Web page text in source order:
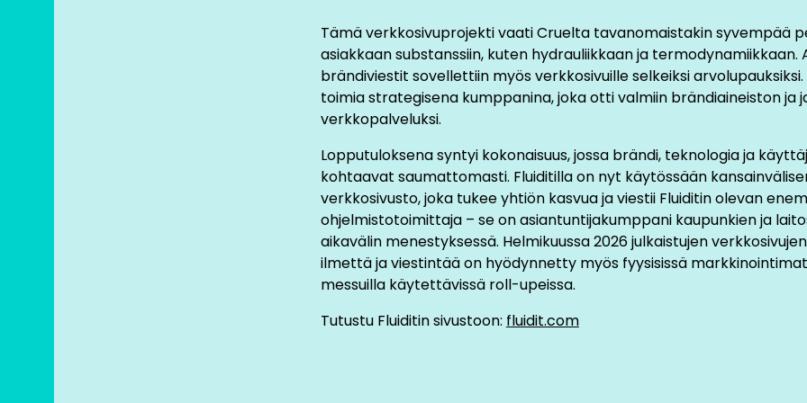
visualisointeja brändin tunnusväreillä. Perinteisten kuvapankkikuvien
suosittiin abstrakteja visualisointeja, joissa brändin revontulivärit –
nousevat esiin tummasta taustasta kuvastaen putkistoja ja
visuaalinen valinta loi kaivatun, hieman mystisen, tunnelman ja
asiantuntevan ja huipputeknologisen identiteetin.
UX-suunnittelu ja sisällön
Käyttökokemuksen eli UX-suunnittelun ytimessä oli navigaation ja
selkeyttäminen. Vanha sivusto koettiin monimutkaiseksi, joten uusi
selkeisiin päälinjoihin: kaukoenergiaan (District Energy) ja
Tämä verkkosivuprojekti vaati Cruelta tavanomaistakin syvempää
asiakkaan substanssiin, kuten hydrauliikkaan ja termodynamiikkaan.
brändiviestit sovellettiin myös verkkosivuille selkeiksi
toimia strategisena kumppanina, joka otti valmiin brändiaineiston ja
verkkopalveluksi.
Lopputuloksena syntyi kokonaisuus, jossa brändi, teknologia ja
kohtaavat saumattomasti. Fluiditilla on nyt käytössään
verkkosivusto, joka tukee yhtiön kasvua ja viestii Fluiditin olevan
ohjelmistotoimittaja – se on asiantuntijakumppani kaupunkien ja
aikavälin menestyksessä. Helmikuussa 2026 julkaistujen
ilmettä ja viestintää on hyödynnetty myös fyysisissä
messuilla käytettävissä roll-upeissa.
Tutustu Fluiditin sivustoon: fluidit.com